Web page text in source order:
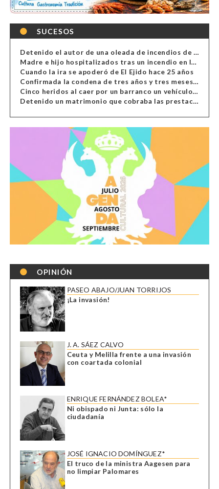
SUCESOS
Detenido el autor de una oleada de incendios de contenedores en Almería
Madre e hijo hospitalizados tras un incendio en la cocina de una vivienda en Almería
Cuando la ira se apoderó de El Ejido hace 25 años
Confirmada la condena de tres años y tres meses al hombre de Antas acusado de xenofobia
Cinco heridos al caer por un barranco un vehículo en Alcolea
Detenido un matrimonio que cobraba las prestaciones de ilegales en Almería, Granada, Málaga, Huelva y Murcia
OPINIÓN
PASEO ABAJO/JUAN TORRIJOS
¡La invasión!
J. A. SÁEZ CALVO
Ceuta y Melilla frente a una invasión
con coartada colonial
ENRIQUE FERNÁNDEZ BOLEA*
Ni obispado ni Junta: sólo la
ciudadanía
JOSÉ IGNACIO DOMÍNGUEZ*
El truco de la ministra Aagesen para
no limpiar Palomares